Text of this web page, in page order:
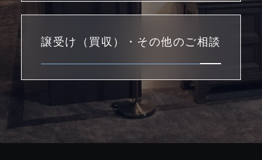
譲受け（買収）・その他のご相談